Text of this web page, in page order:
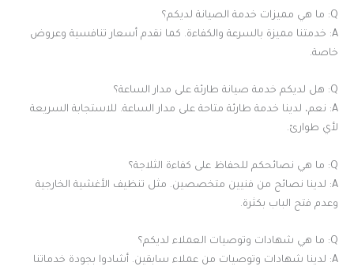
Q: ما هي مميزات خدمة الصيانة لديكم؟
A: خدمتنا مميزة بالسرعة والكفاءة. كما نقدم أسعار تنافسية وعروض
خاصة.
Q: هل لديكم خدمة صيانة طارئة على مدار الساعة؟
A: نعم، لدينا خدمة طارئة متاحة على مدار الساعة. للاستجابة السريعة
لأي طوارئ.
Q: ما هي نصائحكم للحفاظ على كفاءة الثلاجة؟
A: لدينا نصائح من فنيين متخصصين. مثل تنظيف الأغشية الخارجية
وعدم فتح الباب بكثرة.
Q: ما هي شهادات وتوصيات العملاء لديكم؟
A: لدينا شهادات وتوصيات من عملاء سابقين. أشادوا بجودة خدماتنا